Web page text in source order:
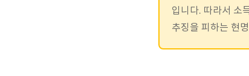
입니다. 따라서 소
추징을 피하는 현